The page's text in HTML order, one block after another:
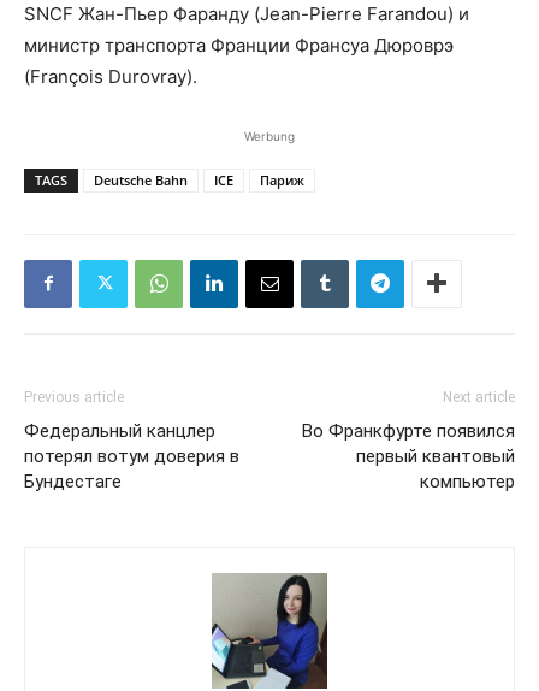
SNCF Жан-Пьер Фаранду (Jean-Pierre Farandou) и
министр транспорта Франции Франсуа Дюроврэ
(François Durovray).
Werbung
TAGS Deutsche Bahn ICE Париж
Previous article
Федеральный канцлер
потерял вотум доверия в
Бундестаге
Next article
Во Франкфурте появился
первый квантовый
компьютер